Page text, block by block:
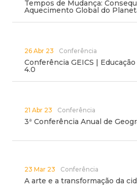
Tempos de Mudança:
Aquecimento Global do
26 Abr 23 Conferência
Conferência GEICS |
4.0
21 Abr 23 Conferência
3ª Conferência Anual de
23 Mar 23 Conferência
A arte e a transformação da